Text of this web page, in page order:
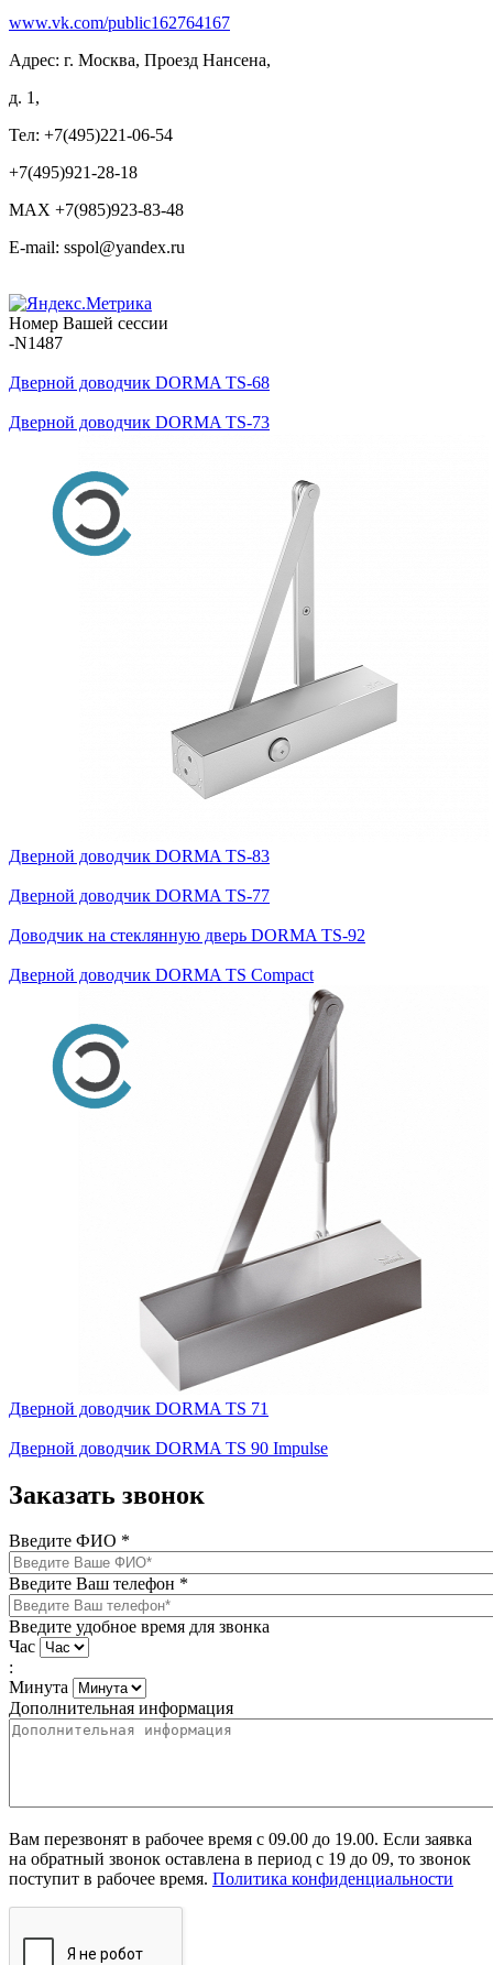
www.vk.com/public162764167
Адрес: г. Москва, Проезд Нансена,
д. 1,
Тел: +7(495)221-06-54
+7(495)921-28-18
MAX +7(985)923-83-48
E-mail: sspol@yandex.ru
Номер Вашей сессии
-N1487
Дверной доводчик DORMA TS-68
Дверной доводчик DORMA TS-73
Дверной доводчик DORMA TS-83
Дверной доводчик DORMA TS-77
Доводчик на стеклянную дверь DORMA TS-92
Дверной доводчик DORMA TS Compact
Дверной доводчик DORMA TS 71
Дверной доводчик DORMA TS 90 Impulse
Заказать звонок
Введите ФИО *
Введите Ваш телефон *
Введите удобное время для звонка
Час
:
Минута
Дополнительная информация
Вам перезвонят в рабочее время с 09.00 до 19.00. Если заявка
на обратный звонок оставлена в период с 19 до 09, то звонок
поступит в рабочее время. Политика конфиденциальности